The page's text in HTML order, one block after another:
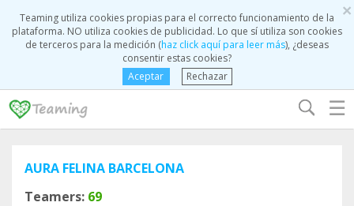
×
Teaming utiliza cookies propias para el correcto funcionamiento de la
plataforma. NO utiliza cookies de publicidad. Lo que sí utiliza son cookies
de terceros para la medición (haz click aquí para leer más), ¿deseas
consentir estas cookies?
Aceptar
Rechazar
☰
AURA FELINA BARCELONA
Teamers: 69